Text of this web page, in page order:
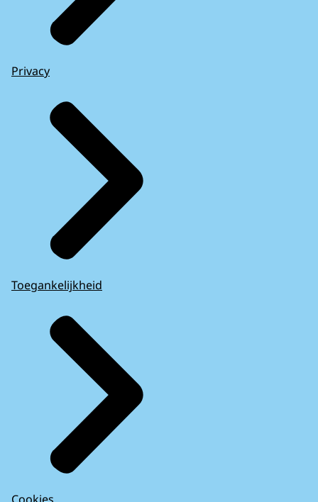
Privacy
Toegankelijkheid